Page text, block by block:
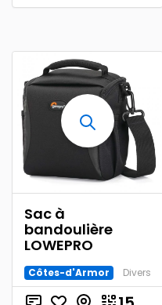
Sac à
bandoulière
LOWEPRO
Côtes-d'Armor Divers